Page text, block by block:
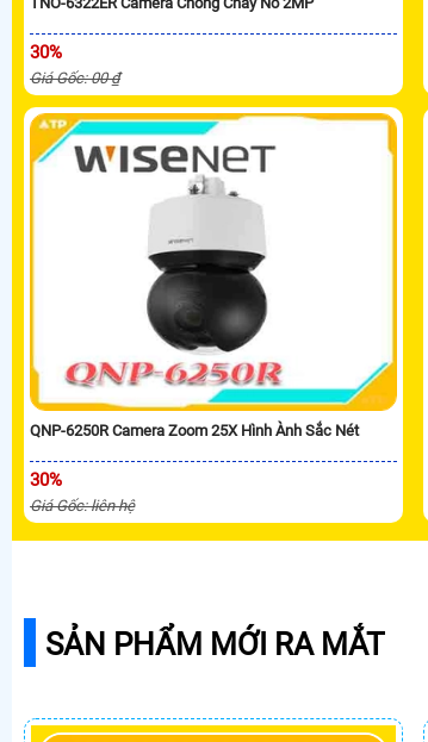
30%
Giá Gốc: 00 ₫
QNP-6250R Camera Zoom 25X Hình Ành Sắc Nét
30%
Giá Gốc: liên hệ
SẢN PHẨM MỚI RA MẮT